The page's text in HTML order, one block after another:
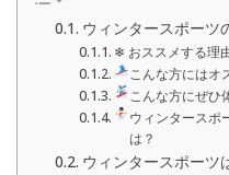
ウィンタースポーツ
❄ おススメする理
こんな方にはオ
こんな方にぜひ
ウィンタースポ
は？
ウィンタースポーツ